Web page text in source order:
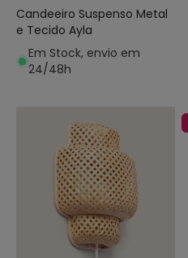
Candeeiro Suspenso Metal
e Tecido Ayla
Em Stock, envio em
24/48h